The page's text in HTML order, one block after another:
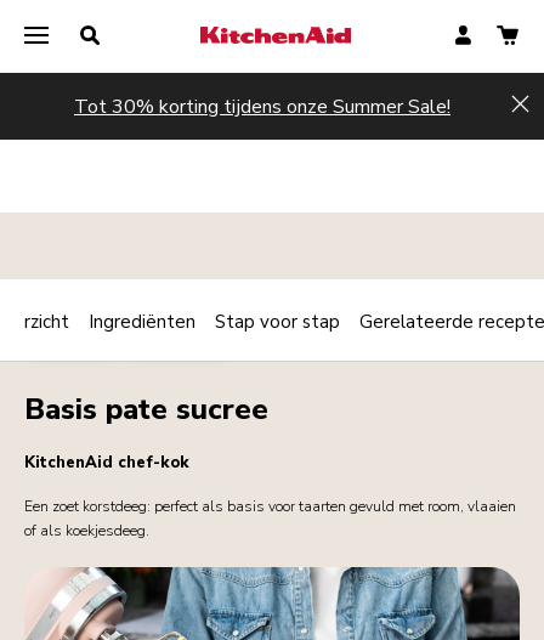
Tot 30% korting tijdens onze Summer Sale!
BAKKERIJ DESSERTS Print
Share
Basis pate sucree
KitchenAid chef-kok
Een zoet korstdeeg: perfect als basis voor taarten gevuld met room, vlaaien
of als koekjesdeeg.
Ingrediënten Stap voor stap Gerelateerde